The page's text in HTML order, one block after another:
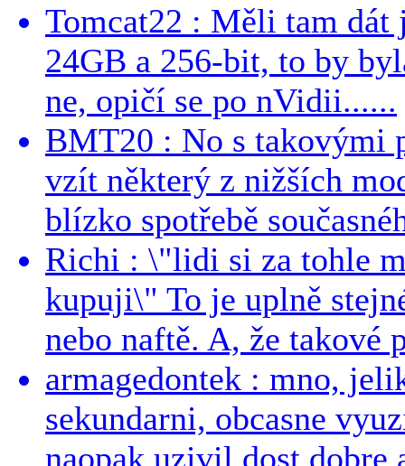
Tomcat22 : Měli tam dát
24GB a 256-bit, to by
ne, opičí se po nVidii......
BMT20 : No s takovými
vzít některý z nižších
blízko spotřebě
Richi : \"lidi si za tohle
kupuji\" To je uplně
nebo naftě. A, že takové
armagedontek : mno,
sekundarni, obcasne
naopak uzivil dost dobre